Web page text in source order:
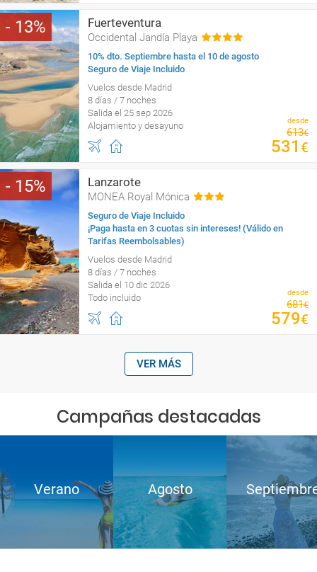
13 Fuerteventura
Occidental Jandía Playa
10% dto. Septiembre hasta el 10 de agosto
Seguro de Viaje Incluido
Vuelos desde Madrid
8 días / 7 noches
Salida el 25 sep 2026
Alojamiento y desayuno
desde
613€
531 €
15 Lanzarote
MONEA Royal Mónica
Seguro de Viaje Incluido
¡Paga hasta en 3 cuotas sin intereses! (Válido en
Tarifas Reembolsables)
Vuelos desde Madrid
8 días / 7 noches
Salida el 10 dic 2026
Todo incluido
desde
681€
579€
VER MÁS
Campañas destacadas
Verano Agosto